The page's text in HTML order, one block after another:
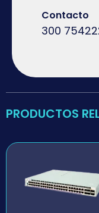
Contacto
300
PRODUCTOS